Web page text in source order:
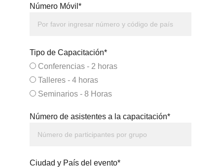
Número Móvil*
Tipo de Capacitación*
Conferencias - 2 horas
Talleres - 4 horas
Seminarios - 8 Horas
Número de asistentes a la capacitación*
Ciudad y País del evento*